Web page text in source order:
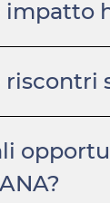
impatto
riscontri